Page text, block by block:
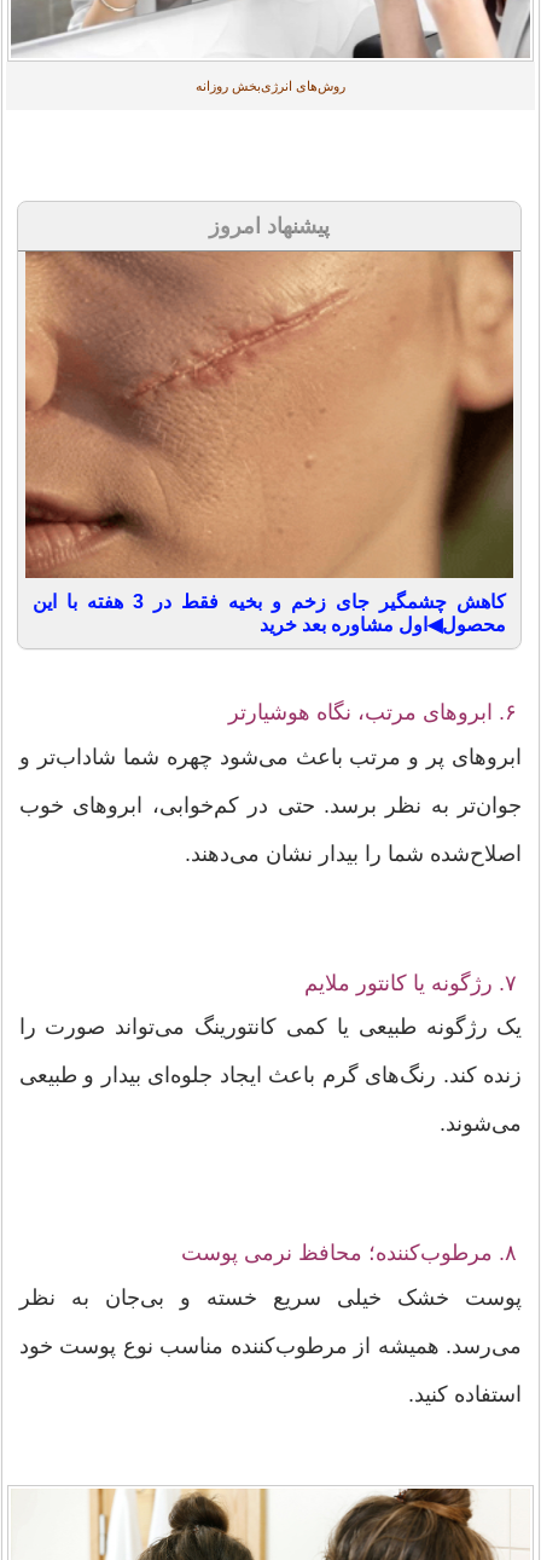
روش‌های انرژی‌بخش روزانه
پیشنهاد امروز
کاهش چشمگیر جای زخم و بخیه فقط در 3 هفته با این
محصول◀اول مشاوره بعد خرید
۶. ابروهای مرتب، نگاه هوشیارتر
ابروهای پر و مرتب باعث می‌شود چهره شما شاداب‌تر و
جوان‌تر به نظر برسد. حتی در کم‌خوابی، ابروهای خوب
اصلاح‌شده شما را بیدار نشان می‌دهند.
۷. رژگونه یا کانتور ملایم
یک رژگونه طبیعی یا کمی کانتورینگ می‌تواند صورت را
زنده کند. رنگ‌های گرم باعث ایجاد جلوه‌ای بیدار و طبیعی
می‌شوند.
۸. مرطوب‌کننده؛ محافظ نرمی پوست
پوست خشک خیلی سریع خسته و بی‌جان به نظر
می‌رسد. همیشه از مرطوب‌کننده مناسب نوع پوست خود
استفاده کنید.